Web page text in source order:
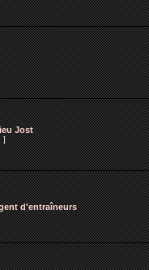
Jost
]
d'entraîneurs